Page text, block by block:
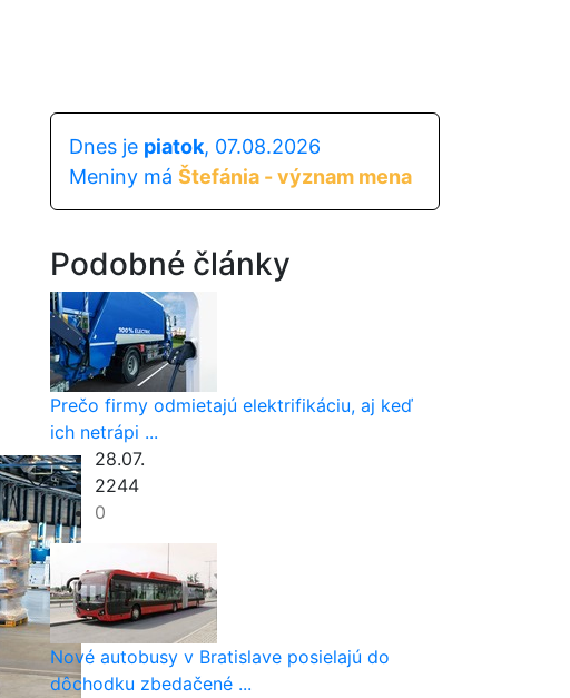
Dnes je piatok, 07.08.2026
Meniny má Štefánia - význam mena
Podobné články
Prečo firmy odmietajú elektrifikáciu, aj keď
ich netrápi ...
28.07.
2244
0
Nové autobusy v Bratislave posielajú do
dôchodku zbedačené ...